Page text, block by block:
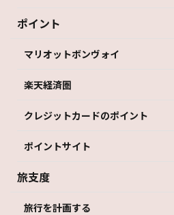
ポイント
マリオットボンヴォイ
楽天経済圏
クレジットカードのポイント
ポイントサイト
旅支度
旅行を計画する